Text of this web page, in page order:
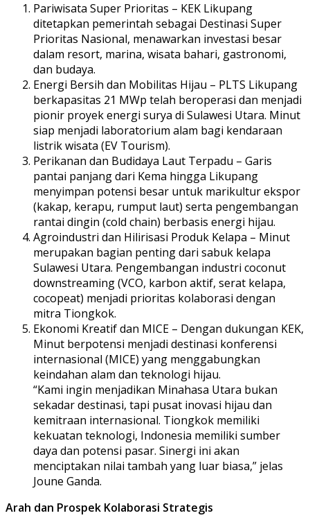
Pariwisata Super Prioritas – KEK Likupang
ditetapkan pemerintah sebagai Destinasi Super
Prioritas Nasional, menawarkan investasi besar
dalam resort, marina, wisata bahari, gastronomi,
dan budaya.
Energi Bersih dan Mobilitas Hijau – PLTS Likupang
berkapasitas 21 MWp telah beroperasi dan menjadi
pionir proyek energi surya di Sulawesi Utara. Minut
siap menjadi laboratorium alam bagi kendaraan
listrik wisata (EV Tourism).
Perikanan dan Budidaya Laut Terpadu – Garis
pantai panjang dari Kema hingga Likupang
menyimpan potensi besar untuk marikultur ekspor
(kakap, kerapu, rumput laut) serta pengembangan
rantai dingin (cold chain) berbasis energi hijau.
Agroindustri dan Hilirisasi Produk Kelapa – Minut
merupakan bagian penting dari sabuk kelapa
Sulawesi Utara. Pengembangan industri coconut
downstreaming (VCO, karbon aktif, serat kelapa,
cocopeat) menjadi prioritas kolaborasi dengan
mitra Tiongkok.
Ekonomi Kreatif dan MICE – Dengan dukungan KEK,
Minut berpotensi menjadi destinasi konferensi
internasional (MICE) yang menggabungkan
keindahan alam dan teknologi hijau.
“Kami ingin menjadikan Minahasa Utara bukan
sekadar destinasi, tapi pusat inovasi hijau dan
kemitraan internasional. Tiongkok memiliki
kekuatan teknologi, Indonesia memiliki sumber
daya dan potensi pasar. Sinergi ini akan
menciptakan nilai tambah yang luar biasa,” jelas
Joune Ganda.
Arah dan Prospek Kolaborasi Strategis